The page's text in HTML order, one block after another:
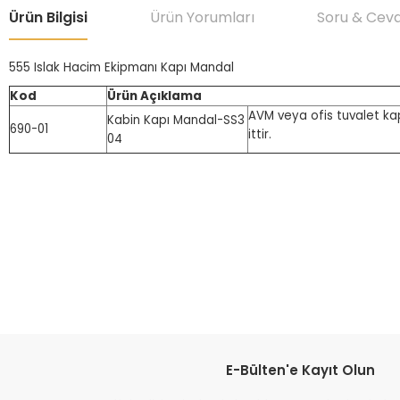
Ürün Bilgisi Ürün Yorumları Soru &
555 Islak Hacim Ekipmanı Kapı Mandal
Kod
Ürün Açıklama
690-01
Kabin Kapı Mandal-SS3
04
AVM veya ofis tuvalet
ittir.
Bu ürünün fiyat bilgisi, resim, ürün açıklamalarında ve diğer
E-Bülten'e Kayıt Olun